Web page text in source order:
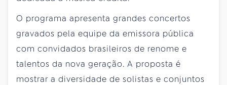
O programa apresenta grandes concertos
gravados pela equipe da emissora pública
com convidados brasileiros de renome e
talentos da nova geração. A proposta é
mostrar a diversidade de solistas e conjuntos